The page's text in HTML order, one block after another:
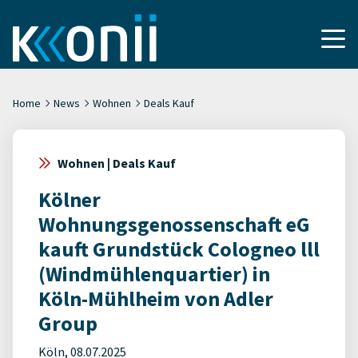
Home News Wohnen Deals Kauf
Wohnen | Deals Kauf
Kölner
Wohnungsgenossenschaft eG
kauft Grundstück Cologneo lll
(Windmühlenquartier) in
Köln-Mühlheim von Adler
Group
Köln, 08.07.2025